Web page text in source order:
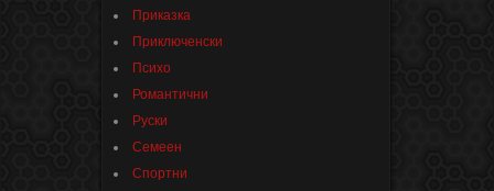
Приказка
Приключенски
Психо
Романтични
Руски
Семеен
Спортни